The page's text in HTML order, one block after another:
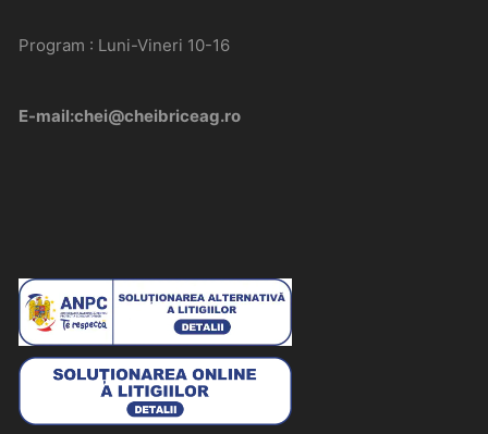
Program : Luni-Vineri 10-16
E-mail:chei@cheibriceag.ro